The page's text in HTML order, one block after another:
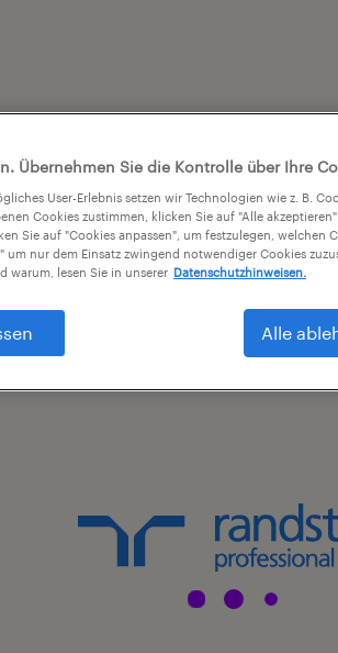
Übernehmen Sie die Kontrolle über Ihre
User-Erlebnis setzen wir Technologien wie z. B.
Cookies zustimmen, klicken Sie auf "Alle
Sie auf "Cookies anpassen", um festzulegen, welchen
um nur dem Einsatz zwingend notwendiger Cookies
warum, lesen Sie in unserer Datenschutzhinweisen.
Alle